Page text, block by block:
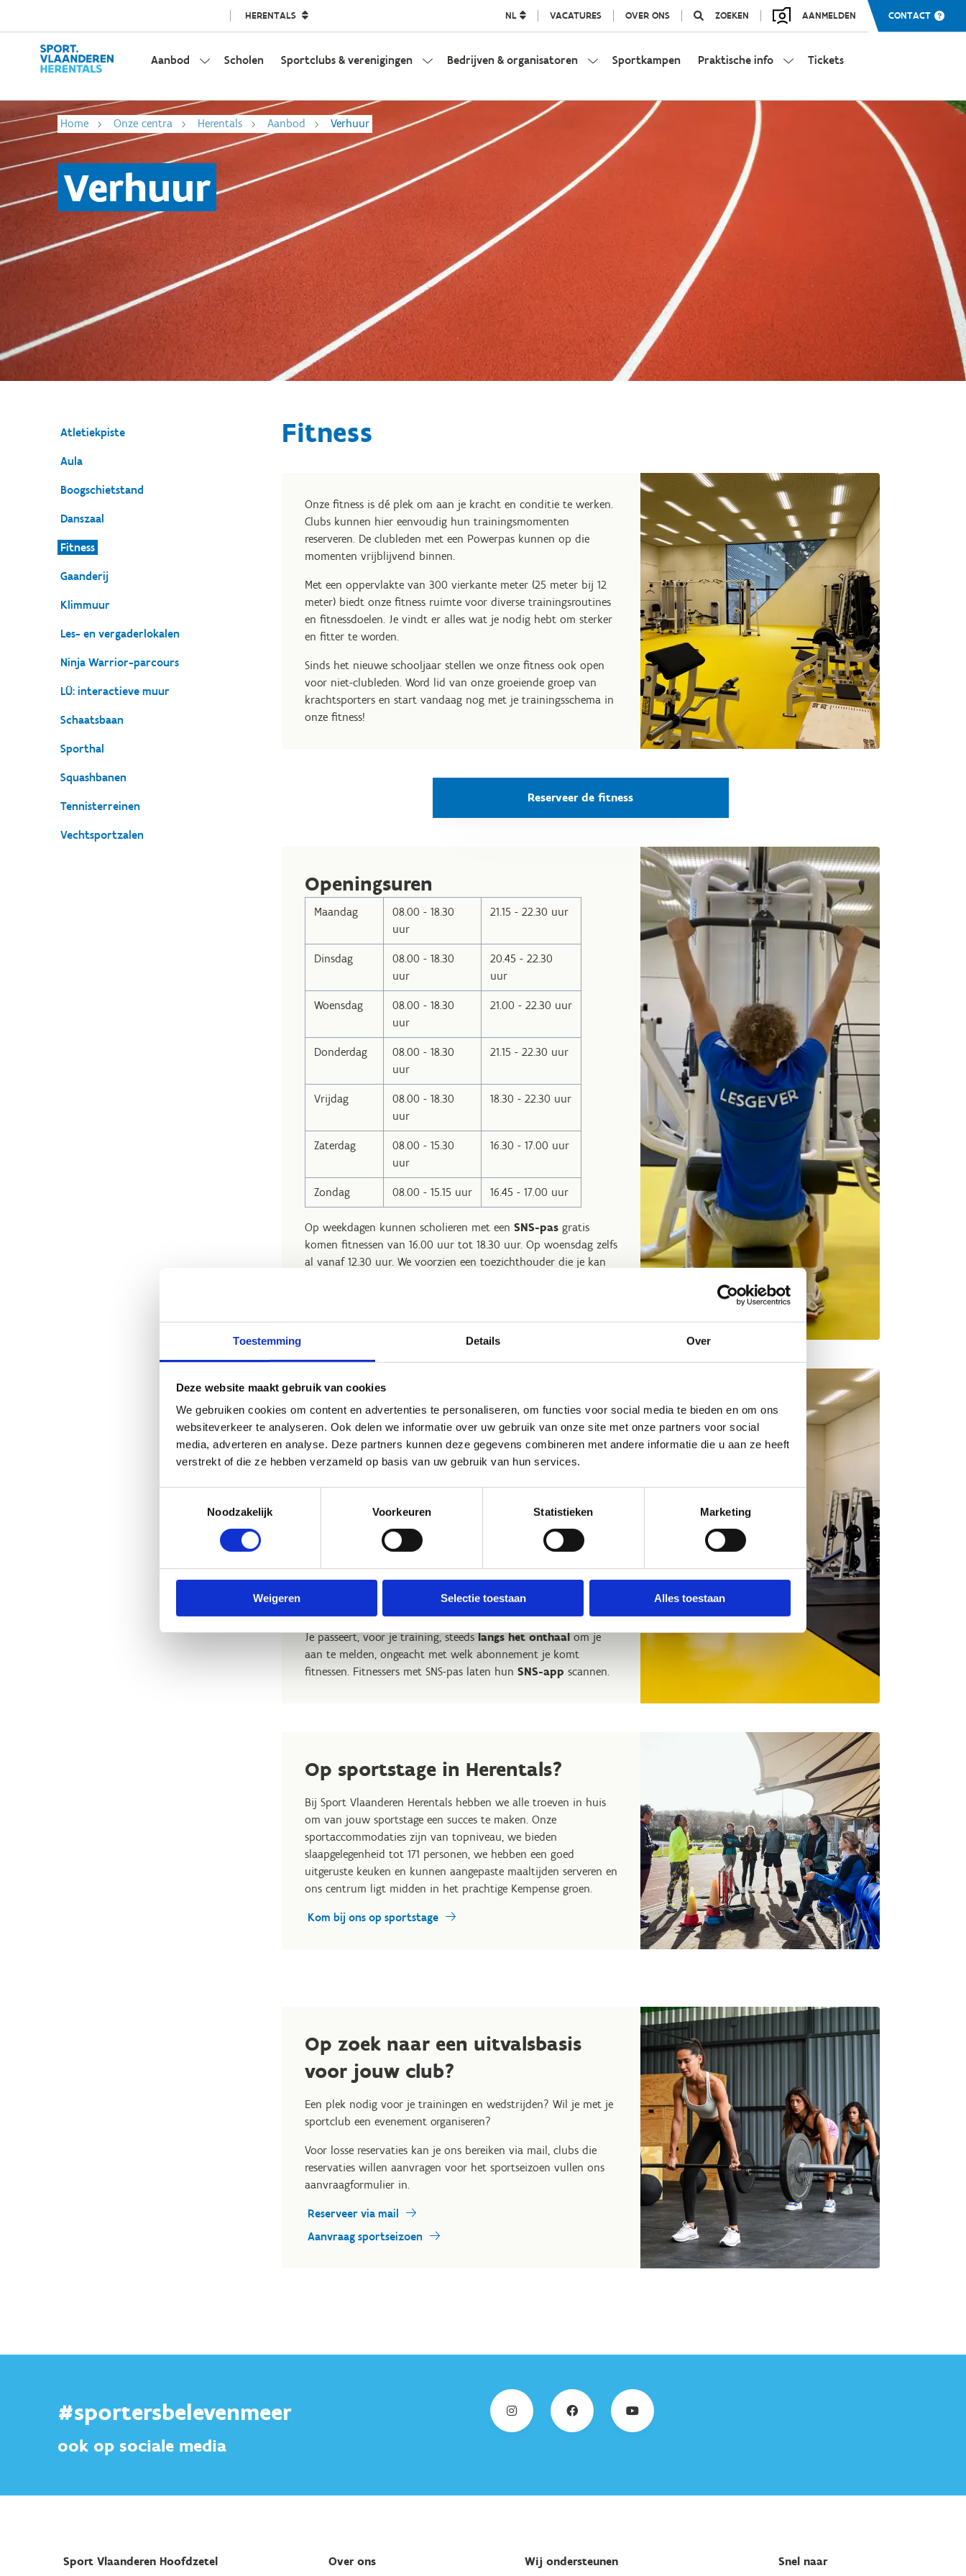
Toestemming Details Over
Deze website maakt gebruik van cookies
We gebruiken cookies om content en advertenties te personaliseren, om functies voor social media te bieden en om ons
websiteverkeer te analyseren. Ook delen we informatie over uw gebruik van onze site met onze partners voor social
media, adverteren en analyse. Deze partners kunnen deze gegevens combineren met andere informatie die u aan ze heeft
verstrekt of die ze hebben verzameld op basis van uw gebruik van hun services.
Noodzakelijk
Voorkeuren Statistieken Marketing
Weigeren Selectie toestaan Alles toestaan
HERENTALS NL VACATURES OVER ONS ZOEKEN AANMELDEN CONTACT
Aanbod Scholen Sportclubs & verenigingen Bedrijven & organisatoren Sportkampen Praktische info Tickets
Home Onze centra Herentals Aanbod Verhuur
Verhuur
Atletiekpiste
Aula
Boogschietstand
Danszaal
Fitness
Gaanderij
Klimmuur
Les- en vergaderlokalen
Ninja Warrior-parcours
LÜ: interactieve muur
Schaatsbaan
Sporthal
Squashbanen
Tennisterreinen
Vechtsportzalen
Fitness
Onze fitness is dé plek om aan je kracht en conditie te werken.
Clubs kunnen hier eenvoudig hun trainingsmomenten
reserveren. De clubleden met een Powerpas kunnen op die
momenten vrijblijvend binnen.
Met een oppervlakte van 300 vierkante meter (25 meter bij 12
meter) biedt onze fitness ruimte voor diverse trainingsroutines
en fitnessdoelen. Je vindt er alles wat je nodig hebt om sterker
en fitter te worden.
Sinds het nieuwe schooljaar stellen we onze fitness ook open
voor niet-clubleden. Word lid van onze groeiende groep van
krachtsporters en start vandaag nog met je trainingsschema in
onze fitness!
Reserveer de fitness
Openingsuren
Maandag
08.00 - 18.30
uur
21.15 - 22.30 uur
Dinsdag
08.00 - 18.30
uur
20.45 - 22.30
uur
Woensdag
08.00 - 18.30
uur
21.00 - 22.30 uur
Donderdag
08.00 - 18.30
uur
21.15 - 22.30 uur
Vrijdag
08.00 - 18.30
uur
18.30 - 22.30 uur
Zaterdag
08.00 - 15.30
uur
16.30 - 17.00 uur
Zondag 08.00 - 15.15 uur 16.45 - 17.00 uur
Op weekdagen kunnen scholieren met een SNS-pas gratis
komen fitnessen van 16.00 uur tot 18.30 uur. Op woensdag zelfs
al vanaf 12.30 uur. We voorzien een toezichthouder die je kan
Tarieven en praktische info
Fitnessen bij ons kan met een beurtenkaart, een
jaarabonnement. Die kan je enkel aan het onthaal van ons
website.
10+1 beurtenkaart
Jaarabonnement
SNS-pas fitnesser
Gratis (met
SNS-pas)
Je passeert, voor je training, steedslangs het onthaalom je
aan te melden, ongeacht met welk abonnement je komt
fitnessen. Fitnessers met SNS-pas laten hun SNS-app scannen.
Op sportstage in Herentals?
Bij Sport Vlaanderen Herentals hebben we alle troeven in huis
om van jouw sportstage een succes te maken. Onze
sportaccommodaties zijn van topniveau, we bieden
slaapgelegenheid tot 171 personen, we hebben een goed
uitgeruste keuken en kunnen aangepaste maaltijden serveren en
ons centrum ligt midden in het prachtige Kempense groen.
Kom bij ons op sportstage
Op zoek naar een uitvalsbasis
voor jouw club?
Een plek nodig voor je trainingen en wedstrijden? Wil je met je
sportclub een evenement organiseren?
Voor losse reservaties kan je ons bereiken via mail, clubs die
reservaties willen aanvragen voor het sportseizoen vullen ons
aanvraagformulier in.
Reserveer via mail
Aanvraag sportseizoen
#sportersbelevenmeer
ook op sociale media
Sport Vlaanderen Hoofdzetel Over ons Wij ondersteunen Snel naar